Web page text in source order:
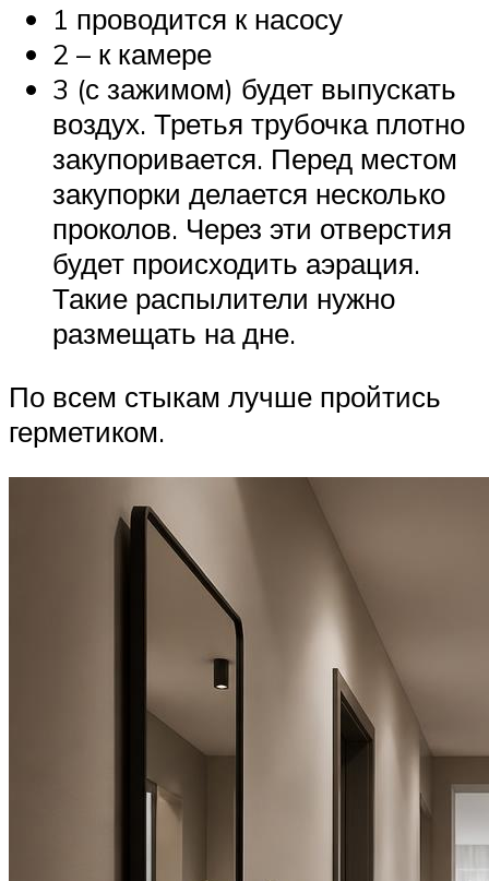
1 проводится к насосу
2 – к камере
3 (с зажимом) будет выпускать
воздух. Третья трубочка плотно
закупоривается. Перед местом
закупорки делается несколько
проколов. Через эти отверстия
будет происходить аэрация.
Такие распылители нужно
размещать на дне.
По всем стыкам лучше пройтись
герметиком.